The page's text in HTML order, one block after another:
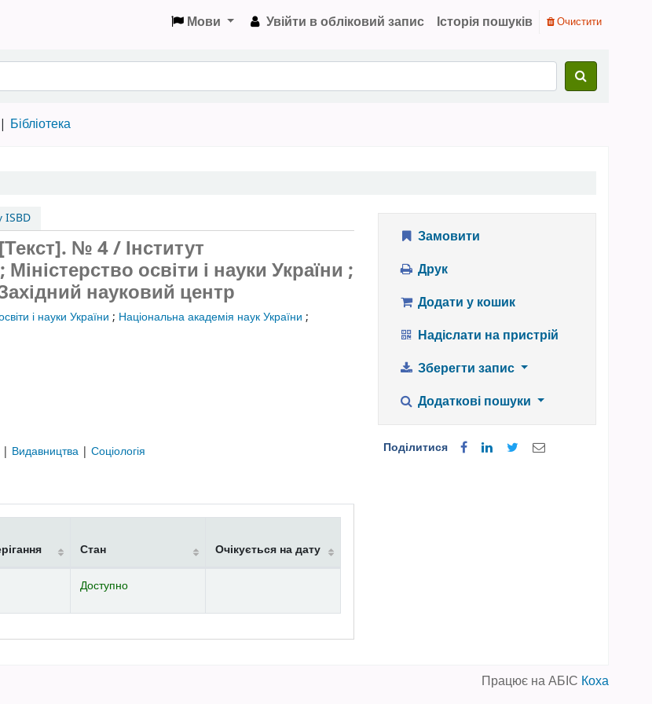
Мови Увійти в обліковий запис Історія пошуків Очистити
Бібліотека
ISBD
№ 4/ Інститут
освіти і науки України ;
науковий центр
і науки України ; Національна академія наук України ;
| Видавництва | Соціологія
Стан Очікується на дату
Доступно
Замовити
Друк
Додати у кошик
Надіслати на пристрій
Зберегти запис
Додаткові пошуки
Поділитися
Працює на АБІС Коха